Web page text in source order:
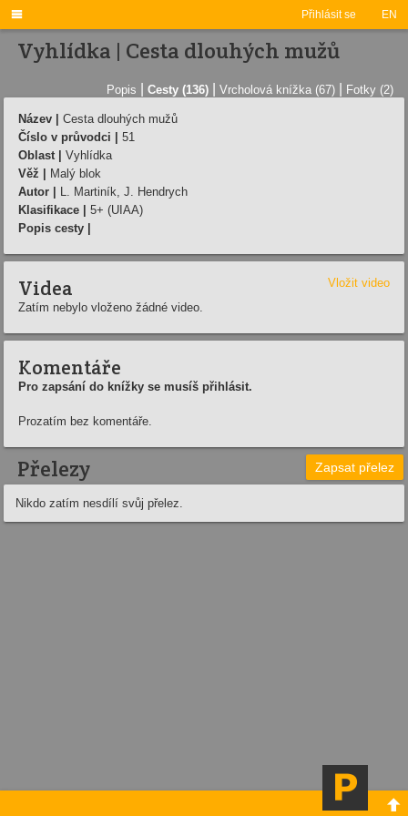
Přihlásit se EN

Vyhlídka | Cesta dlouhých mužů
Popis Cesty (136) Vrcholová knížka (67) Fotky (2)
Název |
Cesta dlouhých mužů
Číslo v průvodci |
51
Oblast |
Vyhlídka
Věž |
Malý blok
Autor |
L. Martiník, J. Hendrych
Klasifikace |
5+ (UIAA)
Popis cesty |
Videa
Vložit video
Zatím nebylo vloženo žádné video.
Komentáře
Pro zapsání do knížky se musíš přihlásit.
Prozatím bez komentáře.
Přelezy Zapsat přelez
Nikdo zatím nesdílí svůj přelez.
